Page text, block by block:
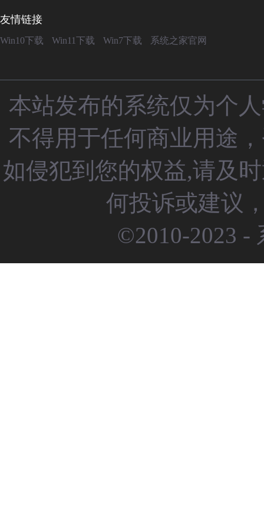
友情链接
Win10下载 Win11下载 Win7下载 系统之家官网
本站发布的系统仅为个
不得用于任何商业用途
如侵犯到您的权益,请及
何投诉或建议
©2010-2023 -